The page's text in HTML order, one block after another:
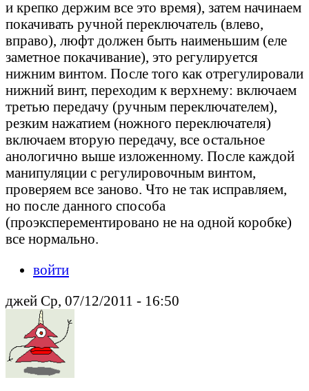
и крепко держим все это время), затем начинаем
покачивать ручной переключатель (влево,
вправо), люфт должен быть наименьшим (еле
заметное покачивание), это регулируется
нижним винтом. После того как отрегулировали
нижний винт, переходим к верхнему: включаем
третью передачу (ручным переключателем),
резким нажатием (ножного переключателя)
включаем вторую передачу, все остальное
анологично выше изложенному. После каждой
манипуляции с регулировочным винтом,
проверяем все заново. Что не так исправляем,
но после данного способа
(проэксперементировано не на одной коробке)
все нормально.
войти
джей Ср, 07/12/2011 - 16:50